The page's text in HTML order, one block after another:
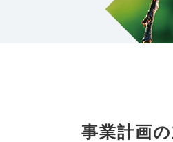
事業計画